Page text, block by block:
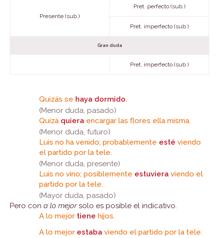
Presente (sub.)
Pret. perfecto (sub.)
Pret. imperfecto (sub.)
Gran duda
Pret. imperfecto (sub.)
Quizás se haya dormido.
(Menor duda, pasado)
Quizá quiera encargar las flores ella misma.
(Menor duda, futuro)
Luis no ha venido; probablemente esté viendo
el partido por la tele.
(Menor duda, presente)
Luis no vino; posiblemente estuviera viendo el
partido por la tele.
(Mayor duda, pasado)
Pero con a lo mejorsolo es posible el indicativo.
A lo mejor tiene hijos.
A lo mejor estaba viendo el partido por la tele.